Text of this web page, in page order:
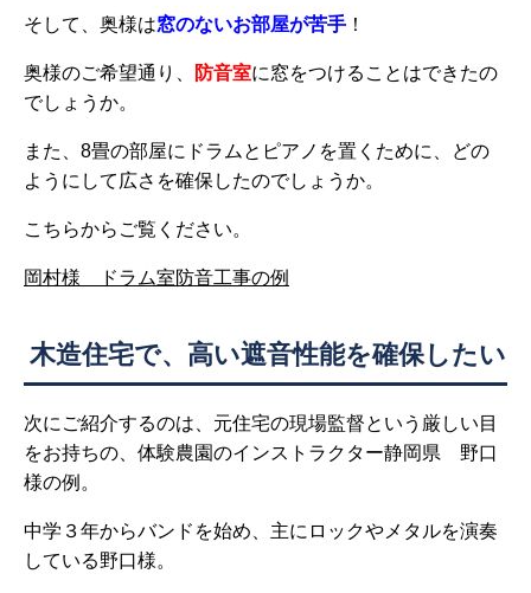
そして、奥様は窓のないお部屋が苦手 ！
奥様のご希望通り、 防音室に窓をつけることはできたの
でしょうか。
また、8畳の部屋にドラムとピアノを置くために、どの
ようにして広さを確保したのでしょうか。
こちらからご覧ください。
岡村様 ドラム室防音工事の例
木造住宅で、高い遮音性能を確保したい
次にご紹介するのは、元住宅の現場監督という厳しい目
をお持ちの、体験農園のインストラクター静岡県 野口
様の例。
中学３年からバンドを始め、主にロックやメタルを演奏
している野口様。